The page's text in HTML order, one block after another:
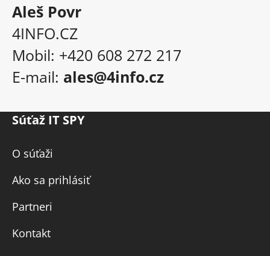
Aleš Povr
4INFO.CZ
Mobil: +420 608 272 217
E-mail: ales@4info.cz
Súťaž IT SPY
O súťaži
Ako sa prihlásiť
Partneri
Kontakt